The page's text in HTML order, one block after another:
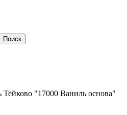
Тейково "17000 Ваниль основа"